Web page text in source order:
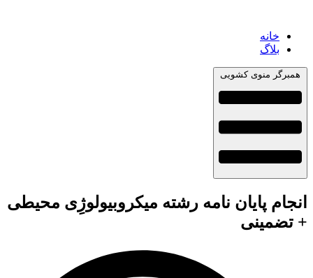
خانه
بلاگ
همبرگر منوی کشویی
انجام پایان نامه رشته میکروبیولوژِی محیطی
+ تضمینی